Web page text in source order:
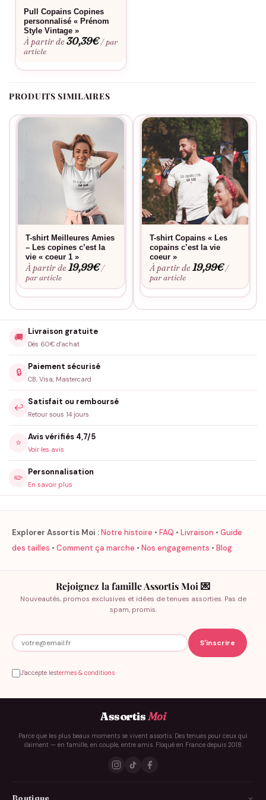
Pull Copains Copines
personnalisé « Prénom
Style Vintage »
À partir de30,39€ / par
article
PRODUITS SIMILAIRES
T-shirt Meilleures Amies
– Les copines c’est la
vie « coeur 1 »
À partir de19,99€ /
par article
T-shirt Copains « Les
copains c’est la vie
coeur »
À partir de19,99€ /
par article
🚚
Livraison gratuite
Dès 60€ d'achat
🔒
Paiement sécurisé
CB, Visa, Mastercard
↩️
Satisfait ou remboursé
Retour sous 14 jours
⭐
Avis vérifiés 4,7/5
Voir les avis
✏️
Personnalisation
En savoir plus
Explorer Assortis Moi :Notre histoire • FAQ • Livraison • Guide
des tailles • Comment ça marche • Nos engagements • Blog
Rejoignez la famille Assortis Moi 💌
Nouveautés, promos exclusives et idées de tenues assorties. Pas de
spam, promis.
J'accepte lestermes & conditions
AssortisMoi
Parce que les plus beaux moments se vivent assortis. Des tenues pour ceux qui
s'aiment — en famille, en couple, entre amis. Floqué en France depuis 2018.
Boutique